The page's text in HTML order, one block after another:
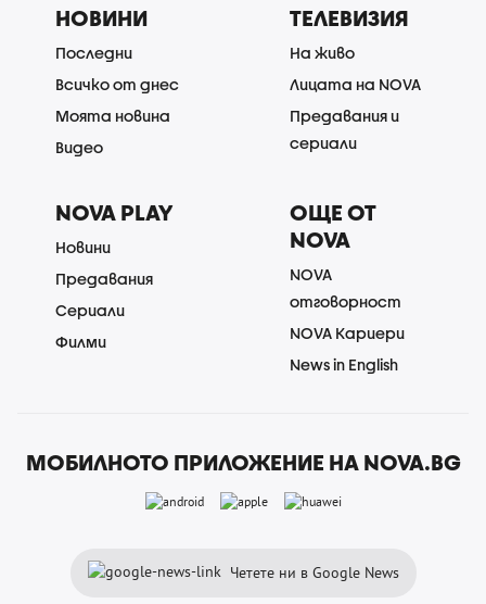
НОВИНИ
Последни
Всичко от днес
Моята новина
Видео
ТЕЛЕВИЗИЯ
На живо
Лицата на NOVA
Предавания и
сериали
NOVA PLAY
Новини
Предавания
Сериали
Филми
ОЩЕ ОТ
NOVA
NOVA
отговорност
NOVA Кариери
News in English
МОБИЛНОТО ПРИЛОЖЕНИЕ НА NOVA.BG
Четете ни в Google News